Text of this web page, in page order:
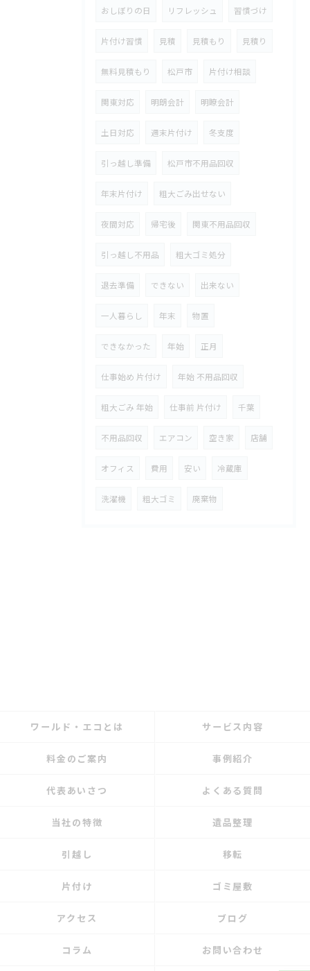
おしぼりの日 リフレッシュ 習慣づけ
片付け習慣 見積 見積もり 見積り
無料見積もり 松戸市 片付け相談
関東対応 明朗会計 明瞭会計
土日対応 週末片付け 冬支度
引っ越し準備 松戸市不用品回収
年末片付け 粗大ごみ出せない
夜間対応 帰宅後 関東不用品回収
引っ越し不用品 粗大ゴミ処分
退去準備 できない 出来ない
一人暮らし 年末 物置
できなかった 年始 正月
仕事始め 片付け 年始 不用品回収
粗大ごみ 年始 仕事前 片付け 千葉
不用品回収 エアコン 空き家 店舗
オフィス 費用 安い 冷蔵庫
洗濯機 粗大ゴミ 廃棄物
ワールド・エコとは サービス内容
料金のご案内 事例紹介
代表あいさつ よくある質問
当社の特徴 遺品整理
引越し 移転
片付け ゴミ屋敷
アクセス ブログ
コラム お問い合わせ